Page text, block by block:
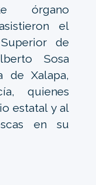
órgano
el
de
Sosa
de Xalapa,
quienes
estatal y al
en su